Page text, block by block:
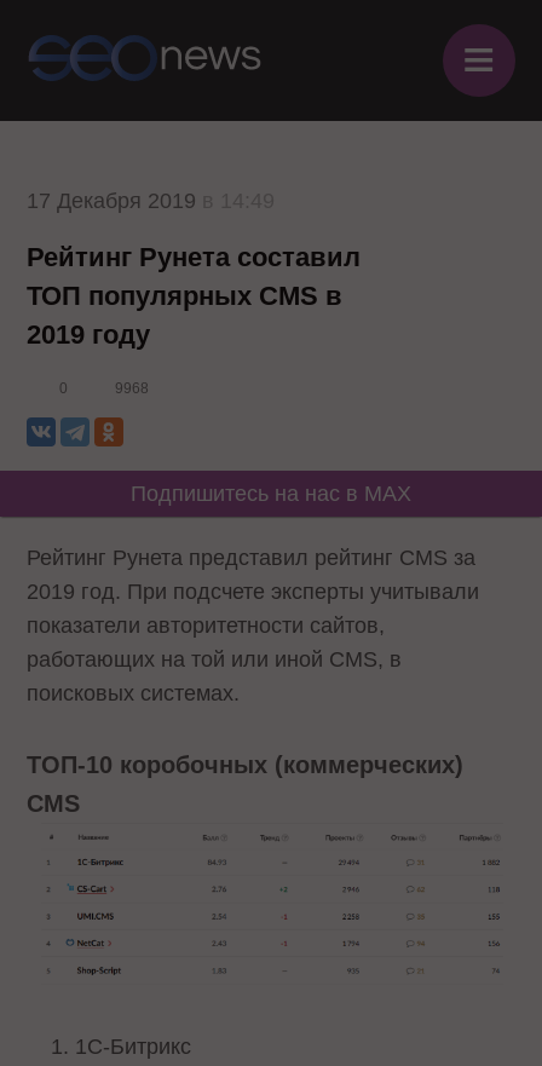
≡
17 Декабря 2019
Рейтинг Рунета составил
ТОП популярных CMS в
2019 году
0 9968
Подпишитесь на нас в MAX
Рейтинг Рунета представил рейтинг CMS за
2019 год. При подсчете эксперты учитывали
показатели авторитетности сайтов,
работающих на той или иной CMS, в
поисковых системах.
ТОП-10 коробочных (коммерческих)
CMS
1С-Битрикс